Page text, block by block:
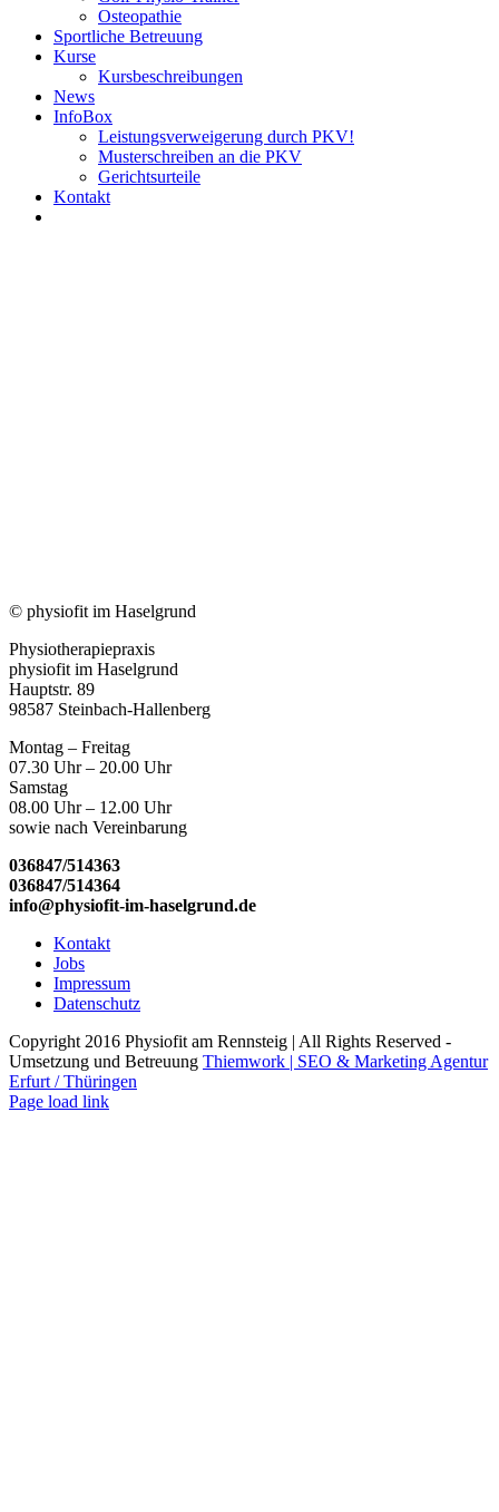
Osteopathie
Sportliche Betreuung
Kurse
Kursbeschreibungen
News
InfoBox
Leistungsverweigerung durch PKV!
Musterschreiben an die PKV
Gerichtsurteile
Kontakt
© physiofit im Haselgrund
Physiotherapiepraxis
physiofit im Haselgrund
Hauptstr. 89
98587 Steinbach-Hallenberg
Montag – Freitag
07.30 Uhr – 20.00 Uhr
Samstag
08.00 Uhr – 12.00 Uhr
sowie nach Vereinbarung
036847/514363
036847/514364
info@physiofit-im-haselgrund.de
Kontakt
Jobs
Impressum
Datenschutz
Copyright 2016 Physiofit am Rennsteig | All Rights Reserved -
Umsetzung und Betreuung Thiemwork | SEO & Marketing Agentur
Erfurt / Thüringen
Facebook
Instagram
Page load link